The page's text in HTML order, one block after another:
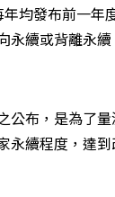
均發布前一年
永續或背離永
公布，是為了
永續程度，達